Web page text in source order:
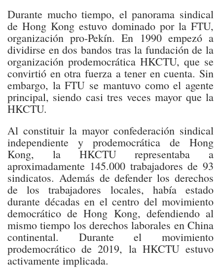
Durante mucho tiempo, el panorama sindical
de Hong Kong estuvo dominado por la FTU,
organización pro-Pekín. En 1990 empezó a
dividirse en dos bandos tras la fundación de la
organización prodemocrática HKCTU, que se
convirtió en otra fuerza a tener en cuenta. Sin
embargo, la FTU se mantuvo como el agente
principal, siendo casi tres veces mayor que la
HKCTU.
Al constituir la mayor confederación sindical
independiente y prodemocrática de Hong
Kong, la HKCTU representaba a
aproximadamente 145.000 trabajadores de 93
sindicatos. Además de defender los derechos
de los trabajadores locales, había estado
durante décadas en el centro del movimiento
democrático de Hong Kong, defendiendo al
mismo tiempo los derechos laborales en China
continental. Durante el movimiento
prodemocrático de 2019, la HKCTU estuvo
activamente implicada.